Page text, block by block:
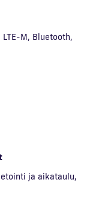
LTE-M, Bluetooth,
ja aikataulu,